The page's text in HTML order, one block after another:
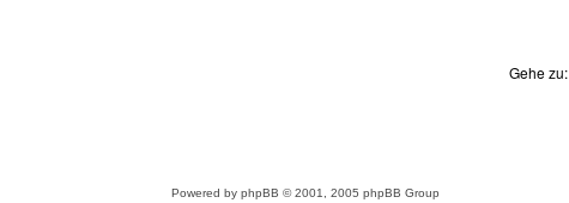
Gehe zu:
Powered by phpBB © 2001, 2005 phpBB Group